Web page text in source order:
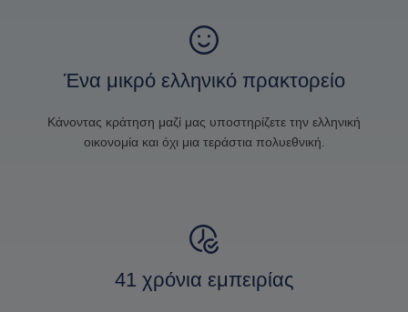
Ένα μικρό ελληνικό πρακτορείο
Κάνοντας κράτηση μαζί μας υποστηρίζετε την ελληνική
οικονομία και όχι μια τεράστια πολυεθνική.
41 χρόνια εμπειρίας